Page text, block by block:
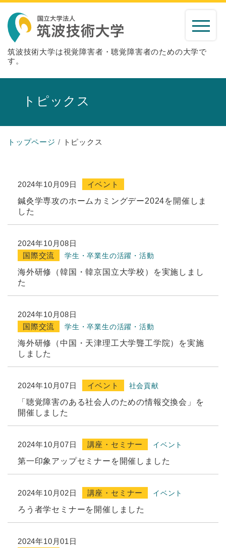
筑波技術大学は視覚障害者・聴覚障害者のための大学で
す。
トピックス
トップページ トピックス
2024年10月09日
イベント
鍼灸学専攻のホームカミングデー2024を開催しま
した
2024年10月08日
国際交流
学生・卒業生の活躍・活動
海外研修（韓国・韓京国立大学校）を実施しまし
た
2024年10月08日
国際交流
学生・卒業生の活躍・活動
海外研修（中国・天津理工大学聾工学院）を実施
しました
2024年10月07日 イベント 社会貢献
「聴覚障害のある社会人のための情報交換会」を
開催しました
2024年10月07日 講座・セミナー イベント
第一印象アップセミナーを開催しました
2024年10月02日 講座・セミナー イベント
ろう者学セミナーを開催しました
2024年10月01日